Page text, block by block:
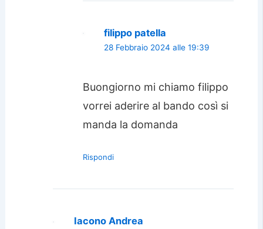
filippo patella
28 Febbraio 2024 alle 19:39
Buongiorno mi chiamo filippo
vorrei aderire al bando così si
manda la domanda
Rispondi
Iacono Andrea